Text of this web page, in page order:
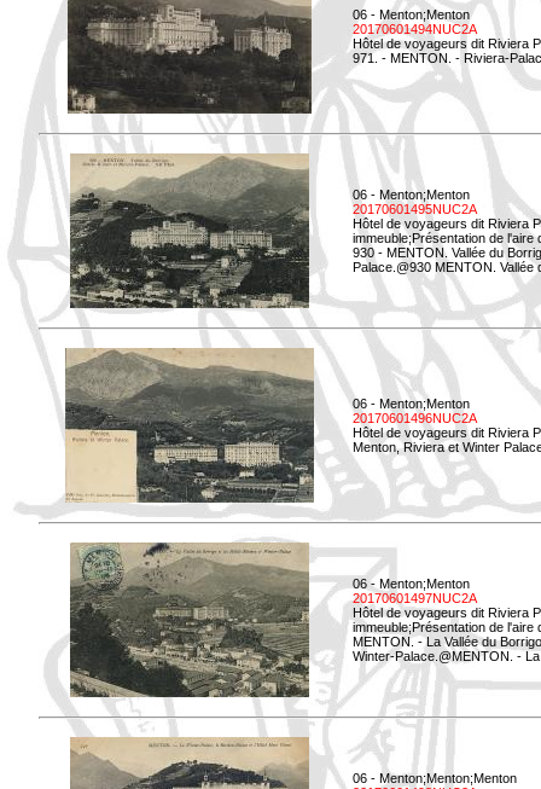
06 - Menton;Menton
20170601494NUC2A
Hôtel de voyageurs dit Riviera
971. - MENTON. - Riviera-
06 - Menton;Menton
20170601495NUC2A
Hôtel de voyageurs dit Riviera
immeuble;Présentation de l'aire
930 - MENTON. Vallée du
Palace.@930 MENTON.
06 - Menton;Menton
20170601496NUC2A
Hôtel de voyageurs dit Riviera
Menton, Riviera et Winter
06 - Menton;Menton
20170601497NUC2A
Hôtel de voyageurs dit Riviera
immeuble;Présentation de l'aire
MENTON. - La Vallée du
Winter-Palace.@MENTON. -
06 - Menton;Menton;Menton